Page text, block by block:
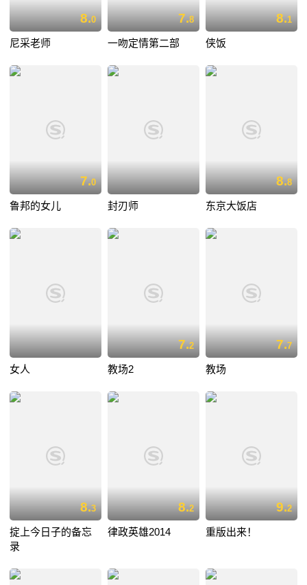
8.0
尼采老师
7.8
一吻定情第二部
8.1
侠饭
7.0
鲁邦的女儿 封刃师
8.8
东京大饭店
女人
7.2
教场2
7.7
教场
8.3
掟上今日子的备忘
录
8.2
律政英雄2014
9.2
重版出来！